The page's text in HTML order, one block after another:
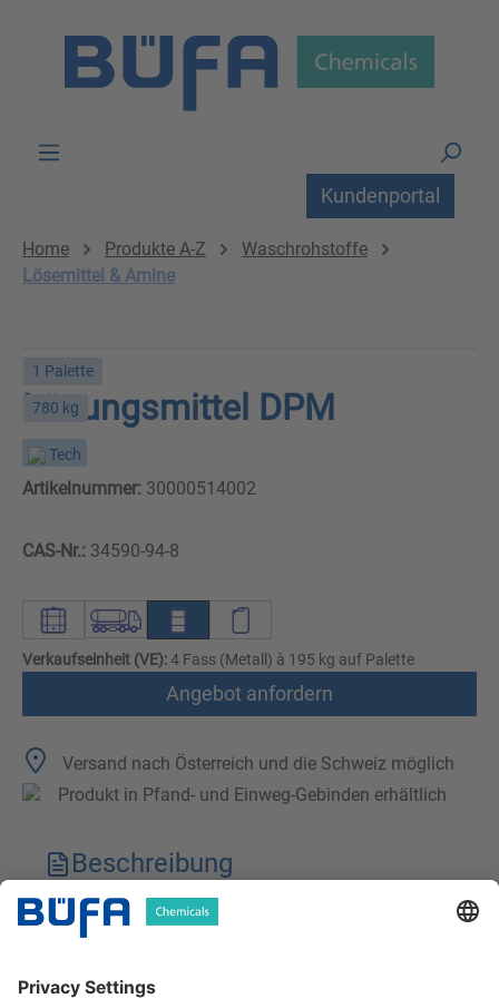
Kundenportal
Home Produkte A-Z
Waschrohstoffe
Lösemittel & Amine
1 Palette
780 kg
Lösungsmittel DPM
Tech
Artikelnummer: 30000514002
CAS-Nr.: 34590-94-8
Verkaufseinheit (VE):4 Fass (Metall) à 195 kg auf Palette
Angebot anfordern
Versand nach Österreich und die Schweiz möglich
Produkt in Pfand- und Einweg-Gebinden erhältlich
Beschreibung
Technische Merkmale